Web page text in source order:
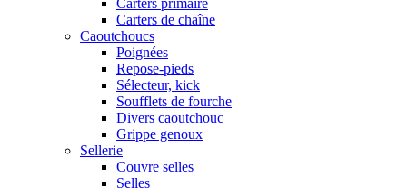
Carters primaire
Carters de chaîne
Caoutchoucs
Poignées
Repose-pieds
Sélecteur, kick
Soufflets de fourche
Divers caoutchouc
Grippe genoux
Sellerie
Couvre selles
Selles